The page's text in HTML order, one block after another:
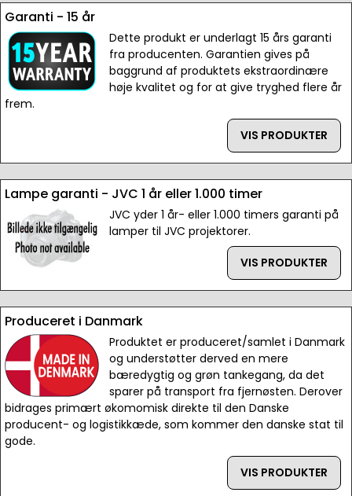
Garanti - 15 år
Dette produkt er underlagt 15 års garanti
fra producenten. Garantien gives på
baggrund af produktets ekstraordinære
høje kvalitet og for at give tryghed flere år
frem.
VIS PRODUKTER
Lampe garanti - JVC 1 år eller 1.000 timer
JVC yder 1 år- eller 1.000 timers garanti på
lamper til JVC projektorer.
VIS PRODUKTER
Produceret i Danmark
Produktet er produceret/samlet i Danmark
og understøtter derved en mere
bæredygtig og grøn tankegang, da det
sparer på transport fra fjernøsten. Derover
bidrages primært økomomisk direkte til den Danske
producent- og logistikkæde, som kommer den danske stat til
gode.
VIS PRODUKTER